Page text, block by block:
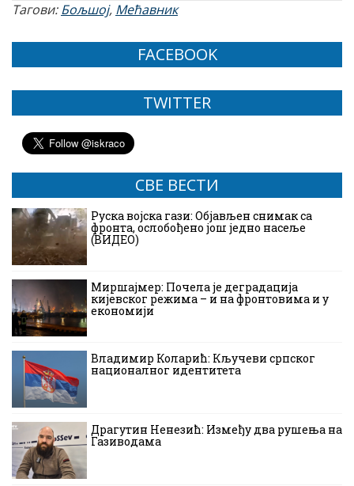
Тагови:Бољшој, Мећавник
FACEBOOK
TWITTER
СВЕ ВЕСТИ
Руска војска гази: Објављен снимак са
фронта, ослобођено још једно насеље
(ВИДЕО)
Миршајмер: Почела је деградација
кијевског режима – и на фронтовима и у
економији
Владимир Коларић: Кључеви српског
националног идентитета
Драгутин Ненезић: Између два рушења на
Газиводама